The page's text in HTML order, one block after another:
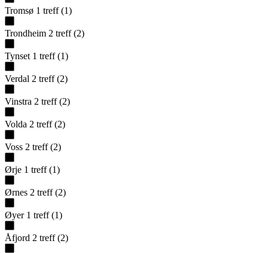
Tromsø 1 treff (1)
Trondheim 2 treff (2)
Tynset 1 treff (1)
Verdal 2 treff (2)
Vinstra 2 treff (2)
Volda 2 treff (2)
Voss 2 treff (2)
Ørje 1 treff (1)
Ørnes 2 treff (2)
Øyer 1 treff (1)
Åfjord 2 treff (2)